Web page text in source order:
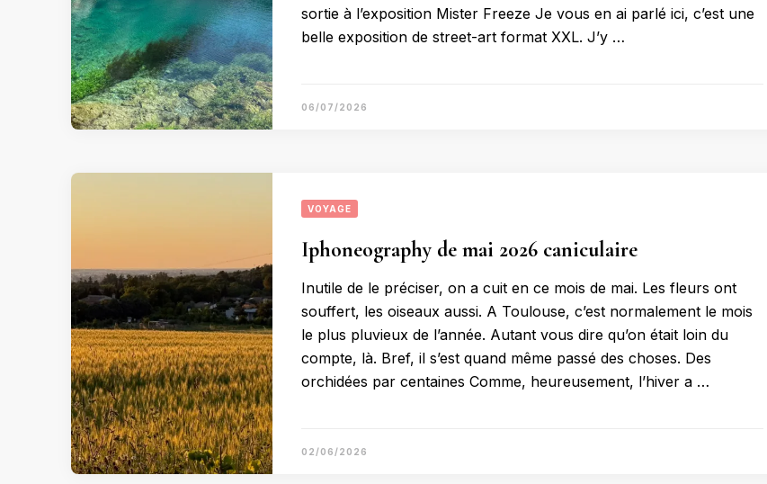
sortie à l’exposition Mister Freeze Je vous en ai parlé ici, c’est une
belle exposition de street-art format XXL. J’y …
06/07/2026
VOYAGE
Iphoneography de mai 2026 caniculaire
Inutile de le préciser, on a cuit en ce mois de mai. Les fleurs ont
souffert, les oiseaux aussi. A Toulouse, c’est normalement le mois
le plus pluvieux de l’année. Autant vous dire qu’on était loin du
compte, là. Bref, il s’est quand même passé des choses. Des
orchidées par centaines Comme, heureusement, l’hiver a …
02/06/2026